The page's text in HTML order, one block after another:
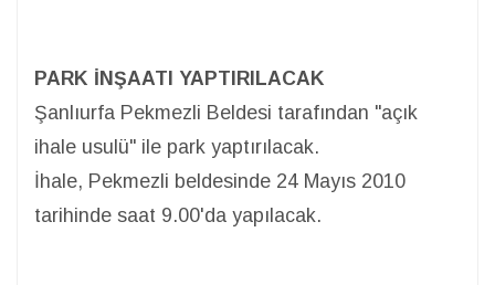
PARK İNŞAATI YAPTIRILACAK
Şanlıurfa Pekmezli Beldesi tarafından "açık
ihale usulü" ile park yaptırılacak.
İhale, Pekmezli beldesinde 24 Mayıs 2010
tarihinde saat 9.00'da yapılacak.